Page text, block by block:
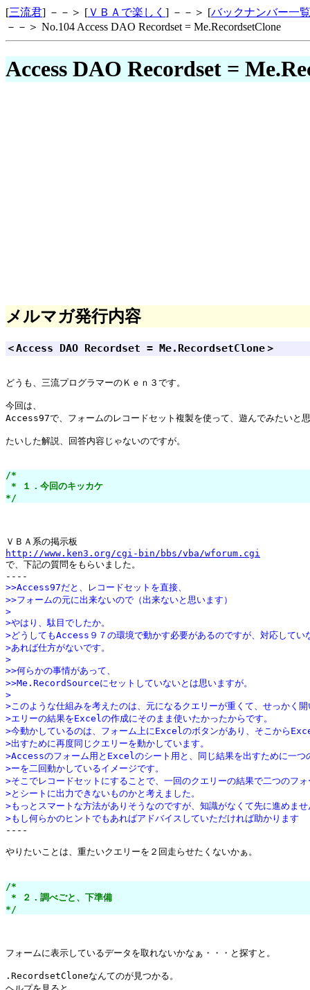
[三流君] －－＞ [ＶＢＡで楽しく ] －－＞ [バックナンバー一覧
－－＞ No.104 Access DAO Recordset = Me.RecordsetClone
Access DAO Recordset =
メルマガ発行内容
＜Access DAO Recordset = Me.RecordsetClone＞
どうも、三流プログラマーのＫｅｎ３です。
今回は、
Access97で、フォームのレコードセット複製を使って、遊んでみたいと
たいした解説、回答内容じゃないのですが。
/*
* １．今回のキッカケ
*/
http://www.ken3.org/cgi-bin/bbs/vba/wforum.cgi
で、下記の質問をもらいました。
>>Access97だと、レコードセットを直接、
>>フォームの元に出来ないので（出来ないと思います）
>
>やはり、駄目でしたか。
>どうしてもAccess９７の環境で動かす必要があるのですが、対応してい
>あれば仕方がないです。
>
>>何らかの事情があって、
>>Me.RecordSourceにセットしていないとは思いますが。
>
>このような仕組みを考えたのは、元になるクエリーが重くて、せっかく開
>エリーの結果をExcelの作成にそのまま使いたかったからです。
>今動かしているのは、フォーム上にExcelのボタンがあり、そこから
>出すために再度同じクエリーを動かしています。
>Accessのフォーム用とExcelのシート用と、同じ結果を出すために一つ
>ーを二回動かしているイメージです。
>そこでレコードセットにすることで、一回のクエリーの結果で二つのフォ
>とシートに出力できないものかと考えました。
>もっとスマートな方法がありそうなのですが、知識がなくて先に進めませ
>もし何らかのヒントでもあればアドバイスしていただければ助かります
----
やりたいことは、重たいクエリーを２回走らせたくないかぁ。
/*
* ２．調べごと、下準備
*/
フォームに表示しているデータを取れないかなぁ・・・と探すと。
.RecordsetCloneなんてのが見つかる。